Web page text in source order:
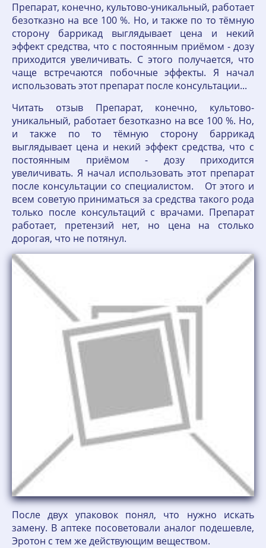
Препарат, конечно, культово-уникальный, работает
безотказно на все 100 %. Но, и также по то тёмную
сторону баррикад выглядывает цена и некий
эффект средства, что с постоянным приёмом - дозу
приходится увеличивать. С этого получается, что
чаще встречаются побочные эффекты. Я начал
использовать этот препарат после консультации...
Читать отзыв Препарат, конечно, культово-
уникальный, работает безотказно на все 100 %. Но,
и также по то тёмную сторону баррикад
выглядывает цена и некий эффект средства, что с
постоянным приёмом - дозу приходится
увеличивать. Я начал использовать этот препарат
после консультации со специалистом. От этого и
всем советую приниматься за средства такого рода
только после консультаций с врачами. Препарат
работает, претензий нет, но цена на столько
дорогая, что не потянул.
После двух упаковок понял, что нужно искать
замену. В аптеке посоветовали аналог подешевле,
Эротон с тем же действующим веществом.